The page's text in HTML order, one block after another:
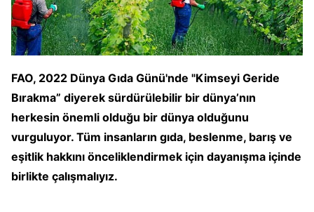
FAO, 2022 Dünya Gıda Günü'nde "Kimseyi Geride
Bırakma” diyerek sürdürülebilir bir dünya’nın
herkesin önemli olduğu bir dünya olduğunu
vurguluyor. Tüm insanların gıda, beslenme, barış ve
eşitlik hakkını önceliklendirmek için dayanışma içinde
birlikte çalışmalıyız.